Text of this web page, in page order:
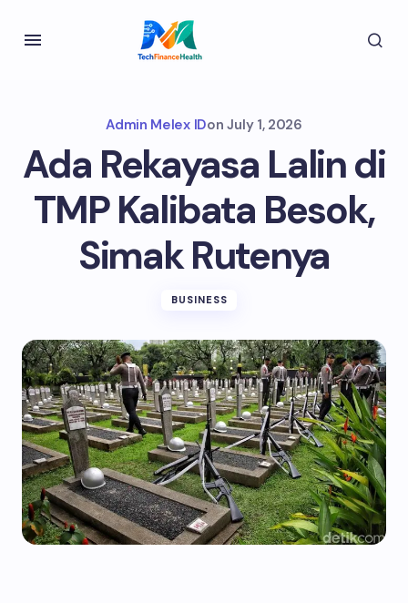
Admin Melex IDon July 1, 2026
Ada Rekayasa Lalin di
TMP Kalibata Besok,
Simak Rutenya
BUSINESS